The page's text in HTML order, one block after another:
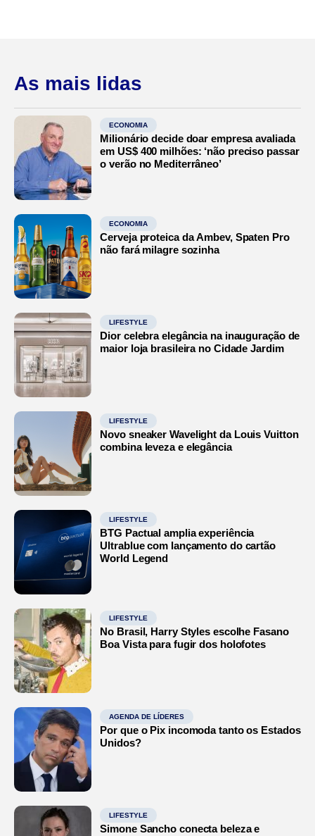
As mais lidas
ECONOMIA
Milionário decide doar empresa avaliada
em US$ 400 milhões: ‘não preciso passar
o verão no Mediterrâneo’
ECONOMIA
Cerveja proteica da Ambev, Spaten Pro
não fará milagre sozinha
LIFESTYLE
Dior celebra elegância na inauguração de
maior loja brasileira no Cidade Jardim
LIFESTYLE
Novo sneaker Wavelight da Louis Vuitton
combina leveza e elegância
LIFESTYLE
BTG Pactual amplia experiência
Ultrablue com lançamento do cartão
World Legend
LIFESTYLE
No Brasil, Harry Styles escolhe Fasano
Boa Vista para fugir dos holofotes
AGENDA DE LÍDERES
Por que o Pix incomoda tanto os Estados
Unidos?
LIFESTYLE
Simone Sancho conecta beleza e